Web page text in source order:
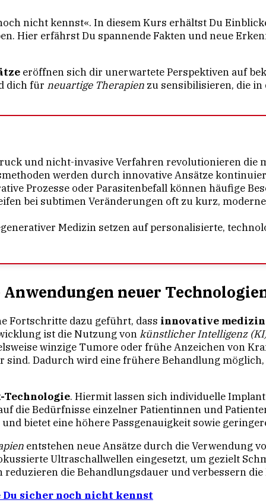
nicht kennst«. In diesem Kurs erhältst Du
Hier erfährst Du spannende Fakten und neue
eröffnen sich dir unerwartete Perspektiven auf
dich für neuartige Therapien zu sensibilisieren, die
und nicht-invasive Verfahren revolutionieren die
werden durch innovative Ansätze
Prozesse oder Parasitenbefall können häufige
bei subtimen Veränderungen oft zu kurz,
Medizin setzen auf personalisierte,
neuer
Fortschritte dazu geführt, dass innovative
ist die Nutzung vonkünstlicher Intelligenz
winzige Tumore oder frühe Anzeichen von
Dadurch wird eine frühere Behandlung
Technologie. Hiermit lassen sich individuelle
die Bedürfnisse einzelner Patientinnen und
bietet eine höhere Passgenauigkeit sowie
entstehen neue Ansätze durch die Verwendung
Ultraschallwellen eingesetzt, um gezielt
die Behandlungsdauer und verbessern
Du sicher noch nicht kennst